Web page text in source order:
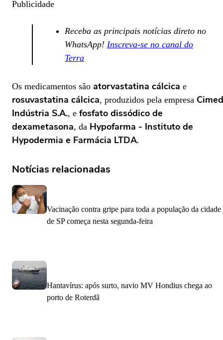
Publicidade
Receba as principais notícias direto no
WhatsApp! Inscreva-se no canal do
Terra
Os medicamentos são atorvastatina cálcica e
rosuvastatina cálcica, produzidos pela empresa Cimed
Indústria S.A., e fosfato dissódico de
dexametasona, da Hypofarma - Instituto de
Hypodermia e Farmácia LTDA.
Notícias relacionadas
Vacinação contra gripe para toda a população da cidade
de SP começa nesta segunda-feira
Hantavírus: após surto, navio MV Hondius chega ao
porto de Roterdã